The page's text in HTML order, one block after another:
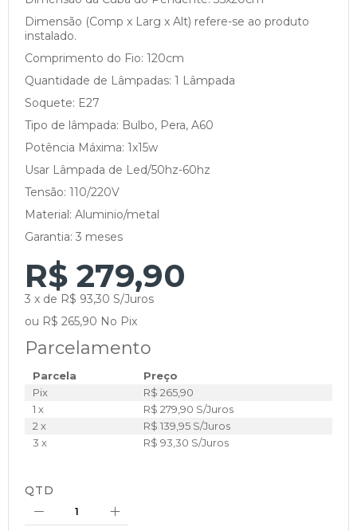
Dimensão (Comp x Larg x Alt) refere-se ao produto
instalado.
Comprimento do Fio: 120cm
Quantidade de Lâmpadas: 1 Lâmpada
Soquete: E27
Tipo de lâmpada: Bulbo, Pera, A60
Potência Máxima: 1x15w
Usar Lâmpada de Led/50hz-60hz
Tensão: 110/220V
Material: Aluminio/metal
Garantia: 3 meses
R$ 279,90
3 x de R$ 93,30 S/Juros
ou R$ 265,90 No Pix
Parcelamento
Parcela
Preço
Pix
R$ 265,90
1 x
R$ 279,90 S/Juros
2 x
R$ 139,95 S/Juros
3 x
R$ 93,30 S/Juros
QTD